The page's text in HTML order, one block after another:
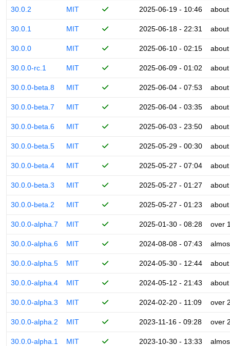
30.0.2 MIT 2025-06-19 - 10:46
30.0.1 MIT 2025-06-18 - 22:31
30.0.0 MIT 2025-06-10 - 02:15
30.0.0-rc.1 MIT 2025-06-09 - 01:02
30.0.0-beta.8 MIT 2025-06-04 - 07:53
30.0.0-beta.7 MIT 2025-06-04 - 03:35
30.0.0-beta.6 MIT 2025-06-03 - 23:50
30.0.0-beta.5 MIT 2025-05-29 - 00:30
30.0.0-beta.4 MIT 2025-05-27 - 07:04
30.0.0-beta.3 MIT 2025-05-27 - 01:27
30.0.0-beta.2 MIT 2025-05-27 - 01:23
30.0.0-alpha.7 MIT 2025-01-30 - 08:28 over
30.0.0-alpha.6 MIT 2024-08-08 - 07:43
30.0.0-alpha.5 MIT 2024-05-30 - 12:44
30.0.0-alpha.4 MIT 2024-05-12 - 21:43
30.0.0-alpha.3 MIT 2024-02-20 - 11:09 over
30.0.0-alpha.2 MIT 2023-11-16 - 09:28 over
30.0.0-alpha.1 MIT 2023-10-30 - 13:33